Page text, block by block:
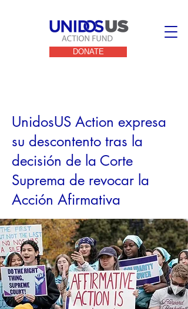
DONATE
UnidosUS Action expresa
su descontento tras la
decisión de la Corte
Suprema de revocar la
Acción Afirmativa